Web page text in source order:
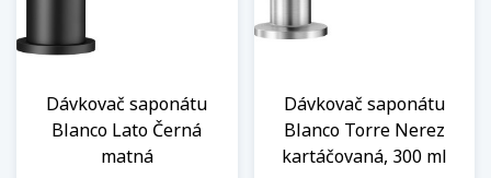
Dávkovač saponátu
Blanco Lato Černá
matná
Dávkovač saponátu
Blanco Torre Nerez
kartáčovaná, 300 ml